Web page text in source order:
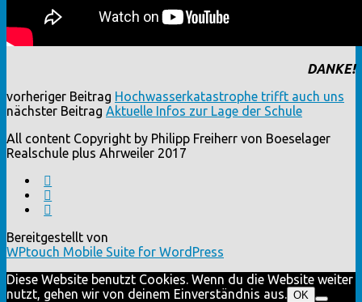
DANKE!
vorheriger Beitrag Hochwasserkatastrophe trifft auch uns
nächster Beitrag Aktuelle Infos zur Lage der Schule
All content Copyright by Philipp Freiherr von Boeselager
Realschule plus Ahrweiler 2017
Bereitgestellt von
WPtouch Mobile Suite for WordPress
Diese Website benutzt Cookies. Wenn du die Website weiter
nutzt, gehen wir von deinem Einverständnis aus. OK